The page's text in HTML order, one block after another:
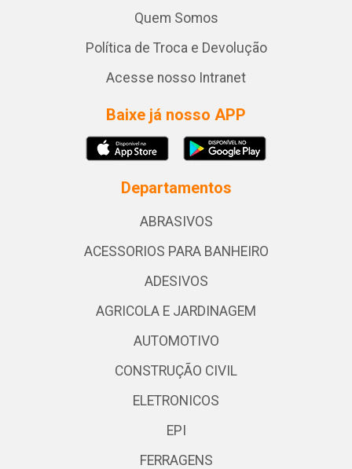
Quem Somos
Política de Troca e Devolução
Acesse nosso Intranet
Baixe já nosso APP
Departamentos
ABRASIVOS
ACESSORIOS PARA BANHEIRO
ADESIVOS
AGRICOLA E JARDINAGEM
AUTOMOTIVO
CONSTRUÇÃO CIVIL
ELETRONICOS
EPI
FERRAGENS